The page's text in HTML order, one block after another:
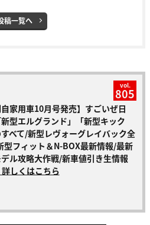
稿一覧へ
vol.
805
自家用車10月号発売】すごいぜ日
型エルグランド」「新型キック
べて/新型レヴォーグレイバック全
型フィット＆N-BOX最新情報/最新
ル攻略大作戦/新車値引き生情報
しくはこちら